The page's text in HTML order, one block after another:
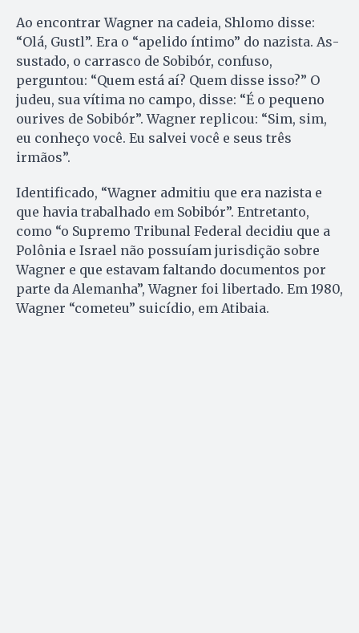
Ao encontrar Wagner na cadeia, Shlomo disse:
“Olá, Gustl”. Era o “apelido íntimo” do nazista. As­
sustado, o carrasco de Sobibór, confuso,
perguntou: “Quem está aí? Quem disse isso?” O
judeu, sua vítima no campo, disse: “É o pequeno
ourives de Sobibór”. Wagner replicou: “Sim, sim,
eu conheço você. Eu salvei você e seus três
irmãos”.
Identificado, “Wagner admitiu que era nazista e
que havia trabalhado em Sobibór”. Entretanto,
como “o Supremo Tribunal Federal decidiu que a
Polônia e Israel não possuíam jurisdição sobre
Wagner e que estavam faltando documentos por
parte da Alemanha”, Wagner foi libertado. Em 1980,
Wagner “cometeu” suicídio, em Atibaia.